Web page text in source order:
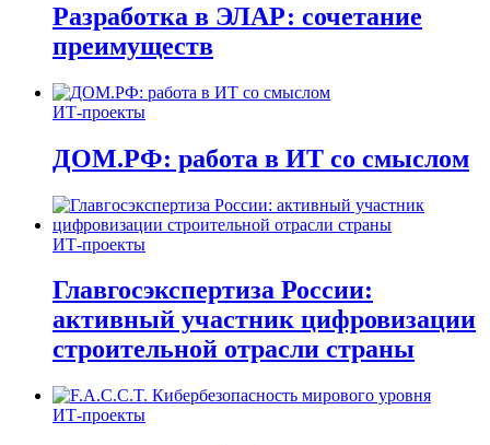
Разработка в ЭЛАР: сочетание
преимуществ
ИТ-проекты
ДОМ.РФ: работа в ИТ со смыслом
ИТ-проекты
Главгосэкспертиза России:
активный участник цифровизации
строительной отрасли страны
ИТ-проекты